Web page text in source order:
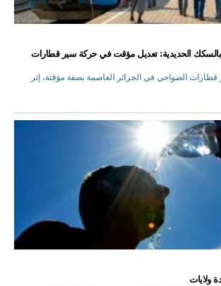
بالسكك الحديدية: تعديل مؤقت في حركة سير قطارات
قطارات الضواحي في الجزائر العاصمة بصفة مؤقتة، إثر
ولايات